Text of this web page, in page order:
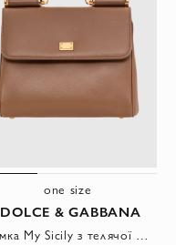
one size
DOLCE & GABBANA
Сумка My Sicily з телячої шкіри плонже коричневого кольору